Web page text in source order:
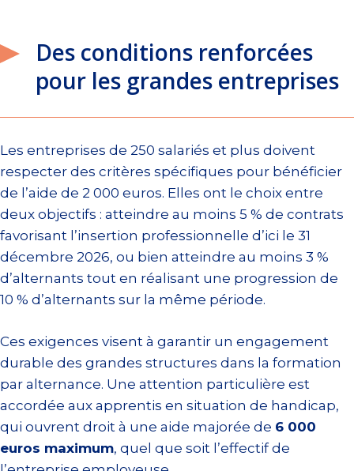
Des conditions renforcées
pour les grandes entreprises
Les entreprises de 250 salariés et plus doivent
respecter des critères spécifiques pour bénéficier
de l’aide de 2 000 euros. Elles ont le choix entre
deux objectifs : atteindre au moins 5 % de contrats
favorisant l’insertion professionnelle d’ici le 31
décembre 2026, ou bien atteindre au moins 3 %
d’alternants tout en réalisant une progression de
10 % d’alternants sur la même période.
Ces exigences visent à garantir un engagement
durable des grandes structures dans la formation
par alternance. Une attention particulière est
accordée aux apprentis en situation de handicap,
qui ouvrent droit à une aide majorée de 6 000
euros maximum, quel que soit l’effectif de